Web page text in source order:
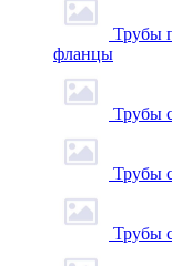
Трубы
фланцы
Трубы
Трубы
Трубы